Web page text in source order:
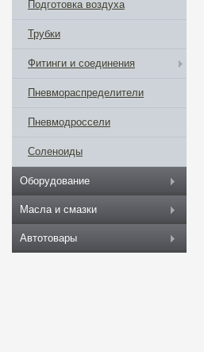
Подготовка воздуха
Трубки
Фитинги и соединения
Пневмораспределители
Пневмодроссели
Соленоиды
Оборудование
Масла и смазки
Автотовары